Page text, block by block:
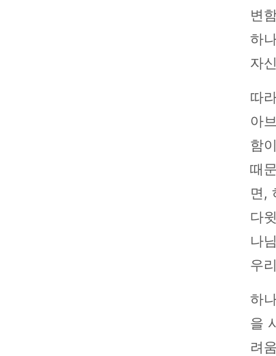
변
하
자
따
아
함
때
면,
다
나
우
하
을
려